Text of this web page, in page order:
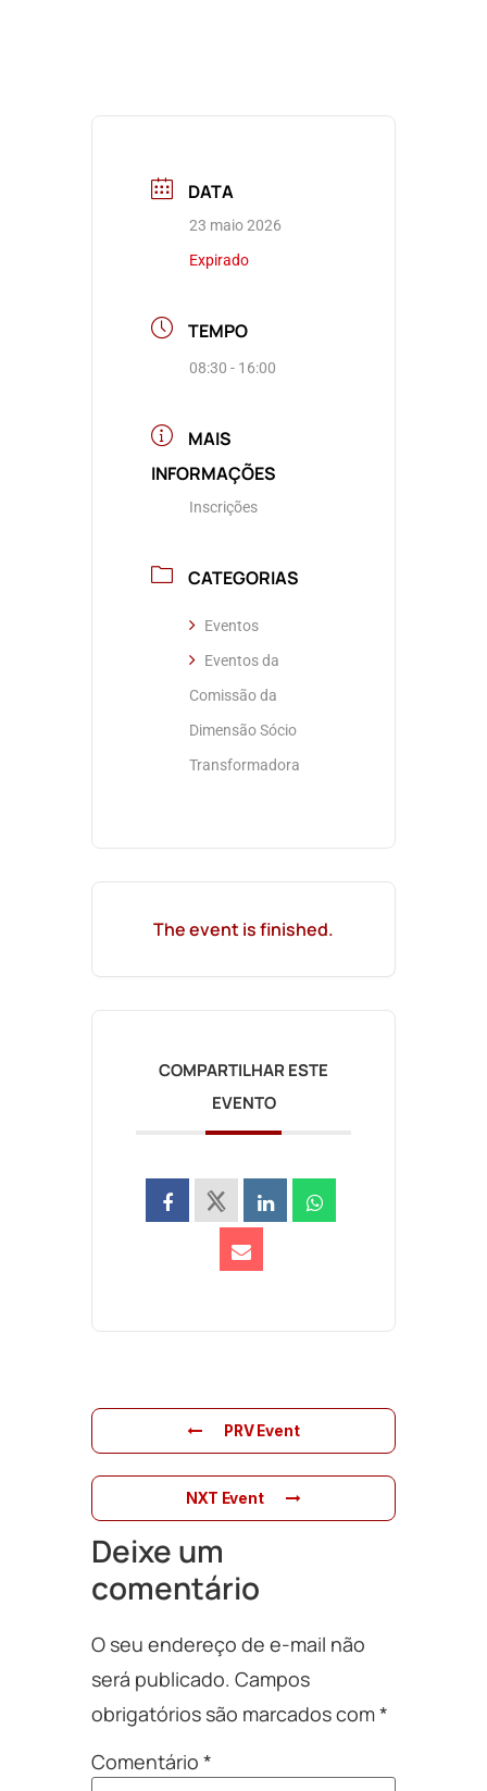
DATA
23 maio 2026
Expirado
TEMPO
08:30 - 16:00
MAIS
INFORMAÇÕES
Inscrições
CATEGORIAS
Eventos
Eventos da
Comissão da
Dimensão Sócio
Transformadora
The event is finished.
COMPARTILHAR ESTE
EVENTO
PRV Event
NXT Event
Deixe um
comentário
O seu endereço de e-mail não
será publicado. Campos
obrigatórios são marcados com*
Comentário *